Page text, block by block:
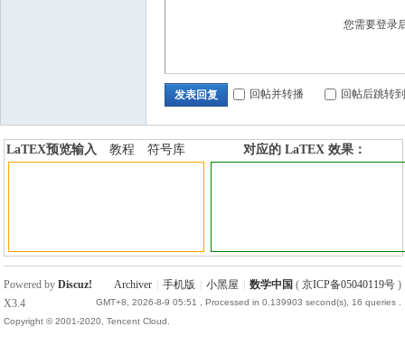
您需要登录
发表回复 回帖并转播 回帖后跳转
LaTEX预览输入 教程
符号库
对应的 LaTEX 效果：
Archiver 手机版 小黑屋 数学中国 ( 京ICP备05040119号)
GMT+8, 2026-8-9 05:51 , Processed in 0.139903 second(s), 16 queries .
Powered byDiscuz!
X3.4
Copyright © 2001-2020, Tencent Cloud.